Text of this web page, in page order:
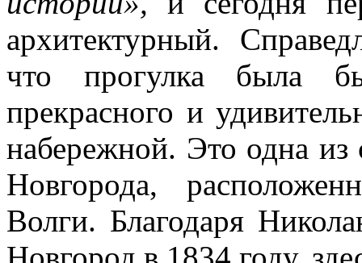
архитектурный.
что прогулка была
прекрасного и
набережной. Это одна
Новгорода,
Волги. Благодаря